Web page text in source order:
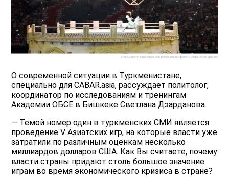
О современной ситуации в Туркменистане,
специально для CABAR.asia, рассуждает политолог,
координатор по исследованиям и тренингам
Академии ОБСЕ в Бишкеке Светлана Дзарданова.
— Темой номер один в туркменских СМИ является
проведение V Азиатских игр, на которые власти уже
затратили по различным оценкам несколько
миллиардов долларов США. Как Вы считаете, почему
власти страны придают столь большое значение
играм во время экономического кризиса в стране?